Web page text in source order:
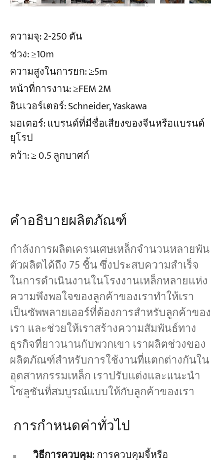
การใช้งาน
เกี่ยวกับเรา
ความจุ: 2-250 ตัน
ช่วง: ≥10m
ความสูงในการยก: ≥5m
หน้าที่การงาน: ≥FEM 2M
อินเวอร์เตอร์: Schneider, Yaskawa
มอเตอร์: แบรนด์ที่มีชื่อเสียงของจีนหรือแบรนด์
ยุโรป
คว้า: ≥ 0.5 ลูกบาศก์
คำอธิบายผลิตภัณฑ์
กำลังการผลิตเครนเศษเหล็กจำนวนหลายพัน
ตัวผลิตได้ถึง 75 ชิ้น ซึ่งประสบความสำเร็จ
ในการดำเนินงานในโรงงานเหล็กหลายแห่ง
ความพึงพอใจของลูกค้าของเราทำให้เรา
เป็นซัพพลายเออร์ที่ต้องการสำหรับลูกค้าของ
เรา และช่วยให้เราสร้างความสัมพันธ์ทาง
ธุรกิจที่ยาวนานกับพวกเขา เราผลิตช่วงของ
ผลิตภัณฑ์สำหรับการใช้งานที่แตกต่างกันใน
อุตสาหกรรมเหล็ก เราปรับแต่งและแนะนำ
โซลูชันที่สมบูรณ์แบบให้กับลูกค้าของเรา
การกำหนดค่าทั่วไป
วิธีการควบคุม:การควบคุมจี้หรือ